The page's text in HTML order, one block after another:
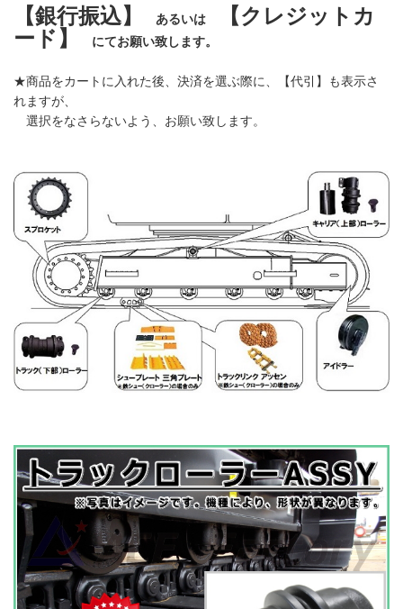
【銀行振込】 あるいは
【クレジットカ
ード】
にてお願い致します。
★商品をカートに入れた後、決済を選ぶ際に、【代引】も表示さ
れますが、
選択をなさらないよう、お願い致します。